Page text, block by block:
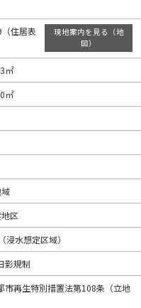
住居表
現地案内を見る（地
図）
㎡
㎡
区
水想定区域）
影規制
市再生特別措置法第108条（立地